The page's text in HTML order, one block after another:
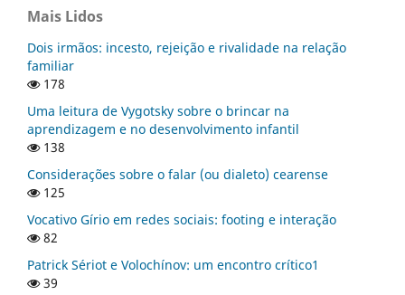
Mais Lidos
Dois irmãos: incesto, rejeição e rivalidade na relação
familiar
178
Uma leitura de Vygotsky sobre o brincar na
aprendizagem e no desenvolvimento infantil
138
Considerações sobre o falar (ou dialeto) cearense
125
Vocativo Gírio em redes sociais: footing e interação
82
Patrick Sériot e Volochínov: um encontro crítico1
39